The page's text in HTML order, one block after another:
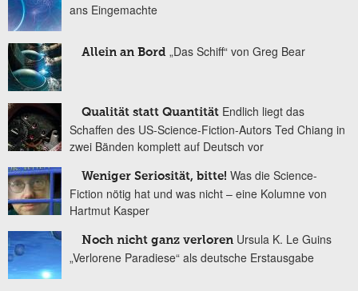
ans Eingemachte
Allein an Bord „Das Schiff“ von Greg Bear
Qualität statt Quantität Endlich liegt das
Schaffen des US-Science-Fiction-Autors Ted Chiang in
zwei Bänden komplett auf Deutsch vor
Weniger Seriosität, bitte! Was die Science-
Fiction nötig hat und was nicht – eine Kolumne von
Hartmut Kasper
Noch nicht ganz verloren Ursula K. Le Guins
„Verlorene Paradiese“ als deutsche Erstausgabe